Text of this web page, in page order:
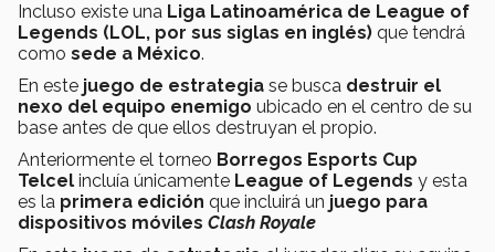
Incluso existe una Liga Latinoamérica de League of
Legends (LOL, por sus siglas en inglés) que tendrá
como sede a México.
En este juego de estrategia se busca destruir el
nexo del equipo enemigo ubicado en el centro de su
base antes de que ellos destruyan el propio.
Anteriormente el torneo Borregos Esports Cup
Telcel incluía únicamente League of Legends y esta
es la primera edición que incluirá un juego para
dispositivos móviles Clash Royale